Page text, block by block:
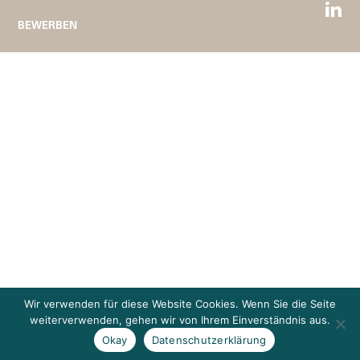
BEWERBEN
Wir verwenden für diese Website Cookies. Wenn Sie die Seite
weiterverwenden, gehen wir von Ihrem Einverständnis aus.
Okay
Datenschutzerklärung